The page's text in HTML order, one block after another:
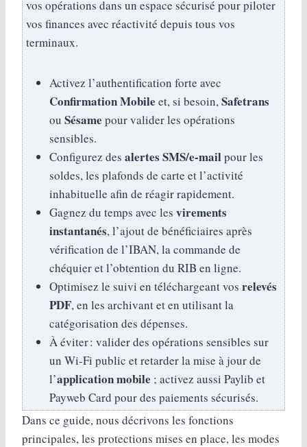
vos opérations dans un espace sécurisé pour piloter
vos finances avec réactivité depuis tous vos
terminaux.
Activez l’authentification forte avec
Confirmation Mobile et, si besoin,Safetrans
ou Sésame pour valider les opérations
sensibles.
Configurez des alertes SMS/e-mailpour les
soldes, les plafonds de carte et l’activité
inhabituelle afin de réagir rapidement.
Gagnez du temps avec les virements
instantanés, l’ajout de bénéficiaires après
vérification de l’IBAN, la commande de
chéquier et l’obtention du RIB en ligne.
Optimisez le suivi en téléchargeant vos relevés
PDF, en les archivant et en utilisant la
catégorisation des dépenses.
À éviter : valider des opérations sensibles sur
un Wi-Fi public et retarder la mise à jour de
l’application mobile ; activez aussi Paylib et
Payweb Card pour des paiements sécurisés.
Dans ce guide, nous décrivons les fonctions
principales, les protections mises en place, les modes